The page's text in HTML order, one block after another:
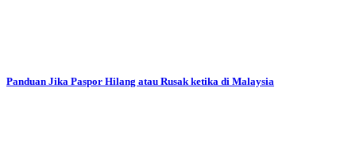
Panduan Jika Paspor Hilang atau Rusak ketika di Malaysia